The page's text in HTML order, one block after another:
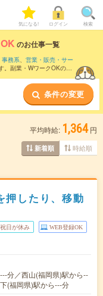
気になる! ログイン 検索
のお仕事一覧
事務系、 営業・販売・サー
。副業・WワークOKの条
条件の変更
平均時給: 1,364 円
新着順 時給順
押したり、移動
日が休み WEB登録OK
分／西山(福岡県)駅から--
(福岡県)駅から---分